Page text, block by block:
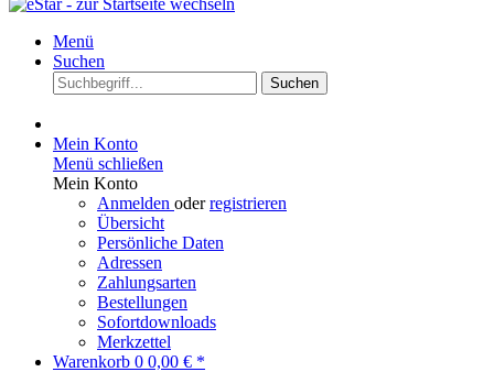
Menü
Suchen
Suchen
Mein Konto
Menü schließen
Mein Konto
Anmelden oderregistrieren
Übersicht
Persönliche Daten
Adressen
Zahlungsarten
Bestellungen
Sofortdownloads
Merkzettel
Warenkorb 0 0,00 € *